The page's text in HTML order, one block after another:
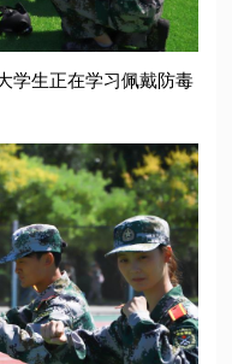
学生正在学习佩戴防毒